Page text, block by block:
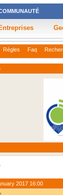
Règles Faq
2017 16:00